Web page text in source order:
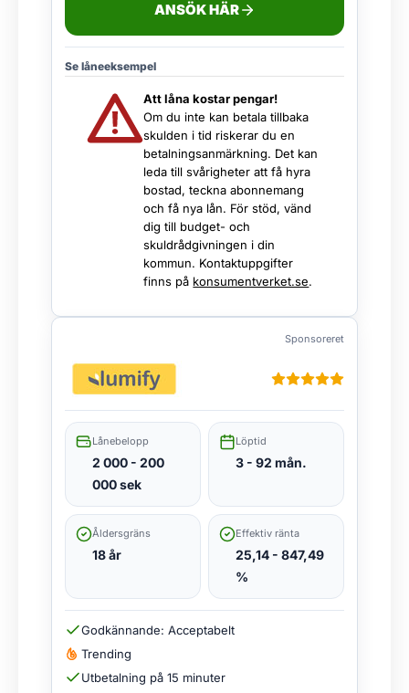
ANSÖK HÄR
Se låneeksempel
Att låna kostar pengar!
Om du inte kan betala tillbaka
skulden i tid riskerar du en
betalningsanmärkning. Det kan
leda till svårigheter att få hyra
bostad, teckna abonnemang
och få nya lån. För stöd, vänd
dig till budget- och
skuldrådgivningen i din
kommun. Kontaktuppgifter
finns på konsumentverket.se.
Sponsoreret
Lånebelopp
2 000 - 200
000 sek
Löptid
3 - 92 mån.
Åldersgräns
18 år
Effektiv ränta
25,14 - 847,49
%
Godkännande: Acceptabelt
Trending
Utbetalning på 15 minuter